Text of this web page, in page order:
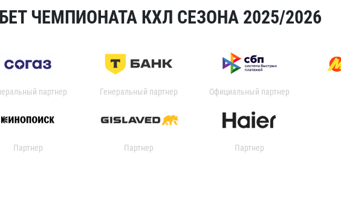
ЧЕМПИОНАТА КХЛ СЕЗОНА 2025/2026
партнер Генеральный партнер Официальный партнер
Партнер Партнер Партнер